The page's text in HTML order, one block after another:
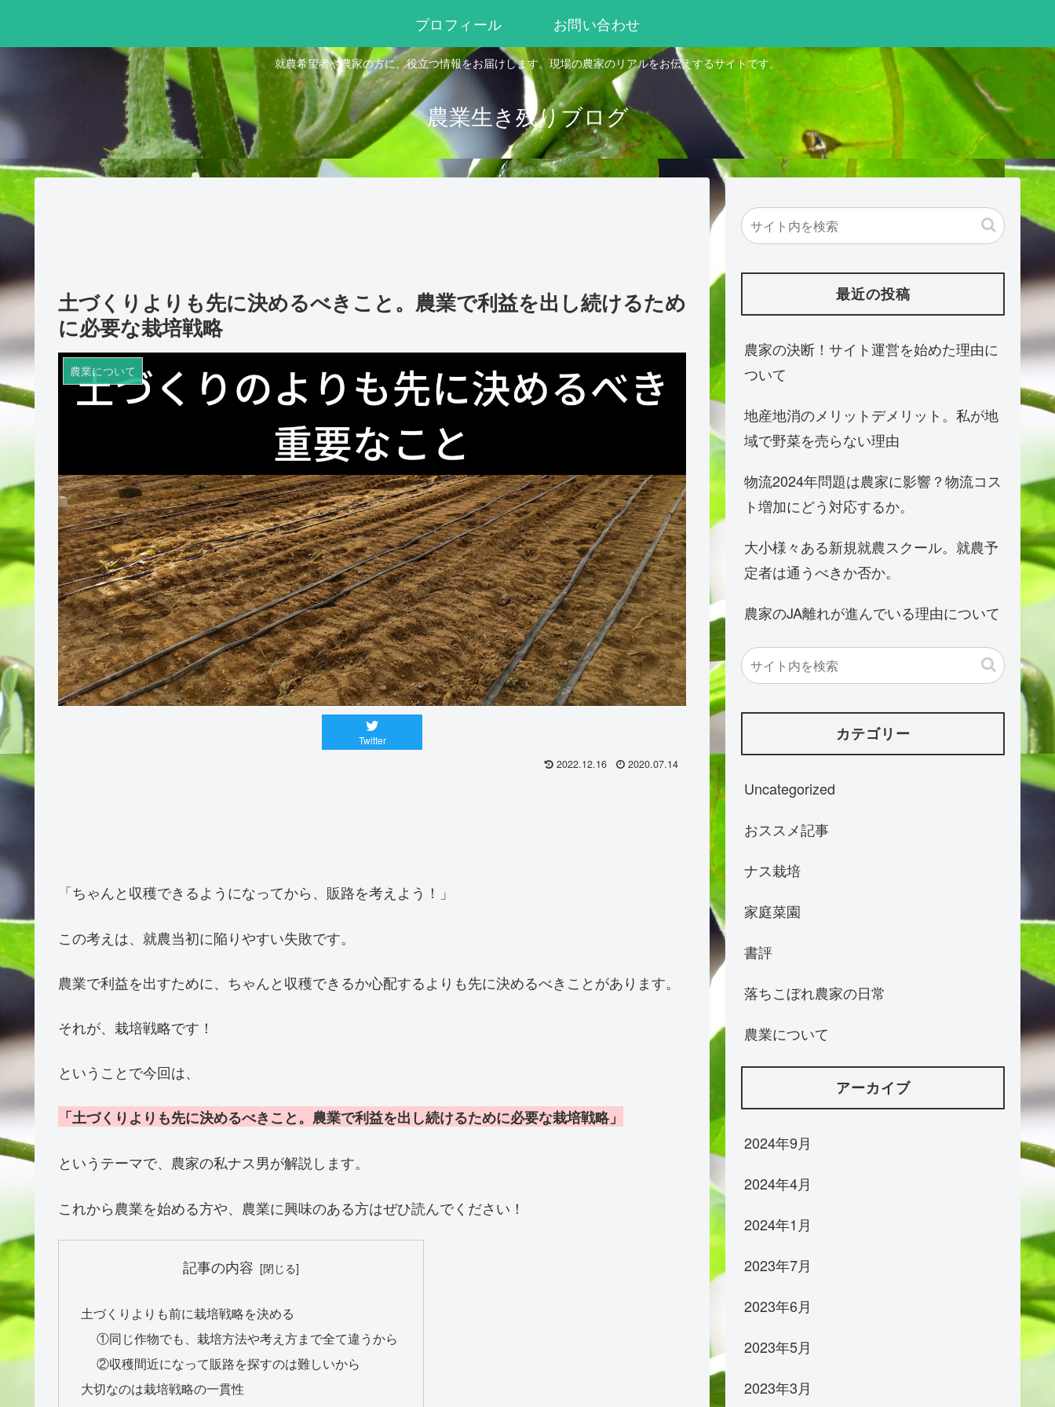
就農希望者や農家の方に、役立つ情報をお届けします。現場の農家のリアルをお伝えするサイトです。
農業生き残りブログ
プロフィール お問い合わせ
土づくりよりも先に決めるべきこと。農業で利益を出し続けるため
に必要な栽培戦略
農業について
Twitter
2022.12.16 2020.07.14
「ちゃんと収穫できるようになってから、販路を考えよう！」
この考えは、就農当初に陥りやすい失敗です。
農業で利益を出すために、ちゃんと収穫できるか心配するよりも先に決めるべきことがあります。
それが、栽培戦略です！
ということで今回は、
「土づくりよりも先に決めるべきこと。農業で利益を出し続けるために必要な栽培戦略」
というテーマで、農家の私ナス男が解説します。
これから農業を始める方や、農業に興味のある方はぜひ読んでください！
記事の内容
土づくりよりも前に栽培戦略を決める
①同じ作物でも、栽培方法や考え方まで全て違うから
②収穫間近になって販路を探すのは難しいから
大切なのは栽培戦略の一貫性
最近の投稿
農家の決断！サイト運営を始めた理由に
ついて
地産地消のメリットデメリット。私が地
域で野菜を売らない理由
物流2024年問題は農家に影響？物流コス
ト増加にどう対応するか。
大小様々ある新規就農スクール。就農予
定者は通うべきか否か。
農家のJA離れが進んでいる理由について
カテゴリー
Uncategorized
おススメ記事
ナス栽培
家庭菜園
書評
落ちこぼれ農家の日常
農業について
アーカイブ
2024年9月
2024年4月
2024年1月
2023年7月
2023年6月
2023年5月
2023年3月